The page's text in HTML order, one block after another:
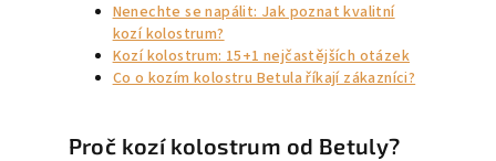
Nenechte se napálit: Jak poznat kvalitní
kozí kolostrum?
Kozí kolostrum: 15+1 nejčastějších otázek
Co o kozím kolostru Betula říkají zákazníci?
Proč kozí kolostrum od Betuly?